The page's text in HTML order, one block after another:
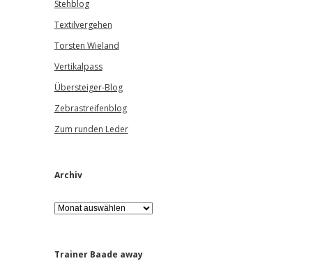
Stehblog
Textilvergehen
Torsten Wieland
Vertikalpass
Übersteiger-Blog
Zebrastreifenblog
Zum runden Leder
Archiv
A
r
iTrainer Baade away